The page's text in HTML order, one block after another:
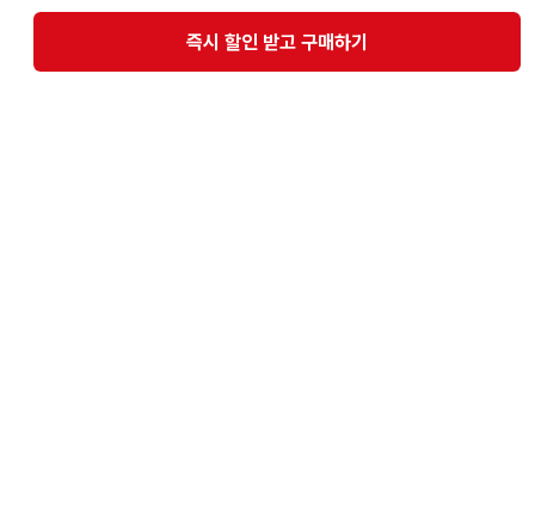
즉시 할인 받고 구매하기